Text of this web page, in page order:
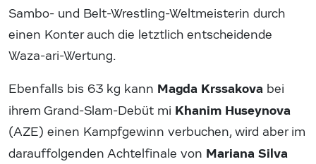
Sambo- und Belt-Wrestling-Weltmeisterin durch
einen Konter auch die letztlich entscheidende
Waza-ari-Wertung.
Ebenfalls bis 63 kg kann Magda Krssakova bei
ihrem Grand-Slam-Debüt mi Khanim Huseynova
(AZE) einen Kampfgewinn verbuchen, wird aber im
darauffolgenden Achtelfinale von Mariana Silva